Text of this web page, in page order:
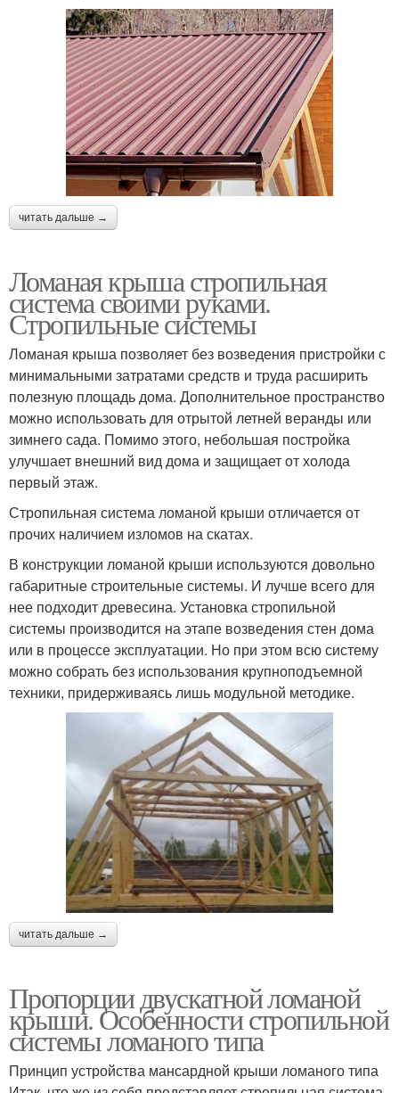
читать дальше →
Ломаная крыша стропильная
система своими руками.
Стропильные системы
Ломаная крыша позволяет без возведения пристройки с
минимальными затратами средств и труда расширить
полезную площадь дома. Дополнительное пространство
можно использовать для отрытой летней веранды или
зимнего сада. Помимо этого, небольшая постройка
улучшает внешний вид дома и защищает от холода
первый этаж.
Стропильная система ломаной крыши отличается от
прочих наличием изломов на скатах.
В конструкции ломаной крыши используются довольно
габаритные строительные системы. И лучше всего для
нее подходит древесина. Установка стропильной
системы производится на этапе возведения стен дома
или в процессе эксплуатации. Но при этом всю систему
можно собрать без использования крупноподъемной
техники, придерживаясь лишь модульной методике.
читать дальше →
Пропорции двускатной ломаной
крыши. Особенности стропильной
системы ломаного типа
Принцип устройства мансардной крыши ломаного типа